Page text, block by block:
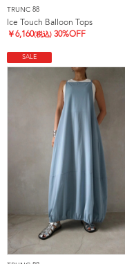
TRUNC 88
Ice Touch Balloon Tops
￥6,160(税込) 30%OFF
SALE